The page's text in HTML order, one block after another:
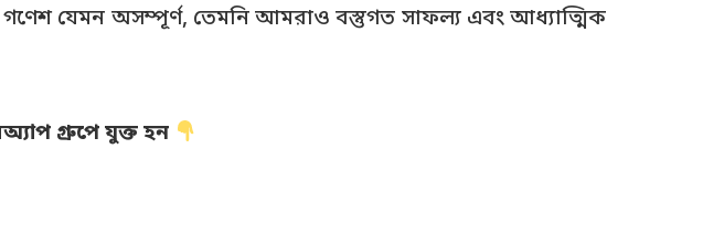
গণেশ যেমন অসম্পূর্ণ, তেমনি আমরাও বস্তুগত সাফল্য এবং আধ্যাত্মিক
গ্রুপে যুক্ত হন